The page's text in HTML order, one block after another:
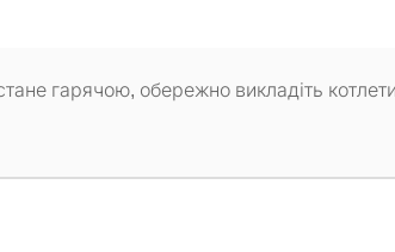
гарячою, обережно викладіть